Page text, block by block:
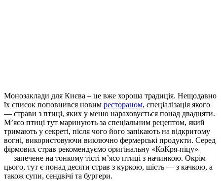
Монозаклади для Києва – це вже хороша традиція. Нещодавно
їх список поповнився новим рестораном, спеціалізація якого
— страви з птиці, яких у меню нараховується понад двадцяти.
М’ясо птиці тут маринують за спеціальним рецептом, який
тримають у секреті, після чого його запікають на відкритому
вогні, використовуючи виключно фермерські продукти. Серед
фірмових страв рекомендуємо оригінальну «КоКря-піцу»
— запечене на тонкому тісті м’ясо птиці з начинкою. Окрім
цього, тут є понад десяти страв з куркою, шість — з качкою, а
також супи, сендвічі та бургери.